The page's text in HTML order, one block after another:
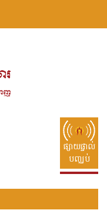
ផ្សាយផ្ទាល់
បញ្ឈប់